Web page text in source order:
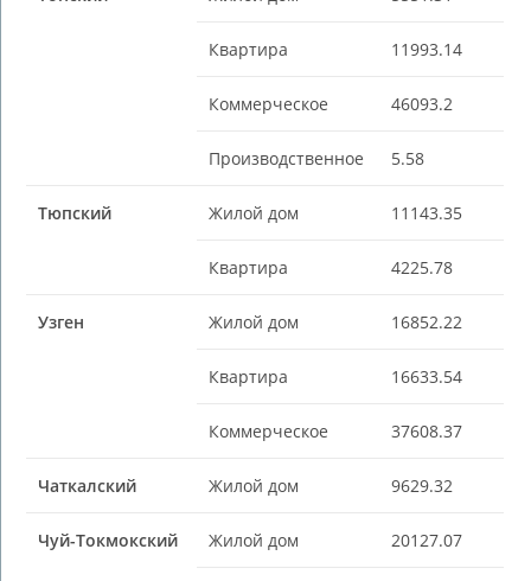
Квартира 11993.14
Коммерческое 46093.2
Производственное 5.58
Тюпский Жилой дом 11143.35
Квартира 4225.78
Узген Жилой дом 16852.22
Квартира 16633.54
Коммерческое 37608.37
Чаткалский Жилой дом 9629.32
Чуй-Токмокский Жилой дом 20127.07